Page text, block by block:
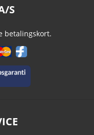
S
betalingskort.